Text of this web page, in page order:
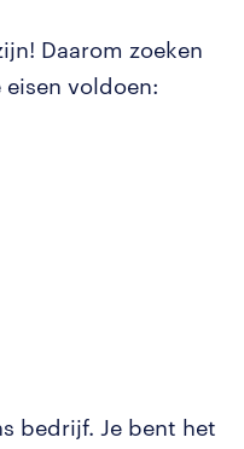
Daarom zoeken
voldoen:
bedrijf. Je bent het